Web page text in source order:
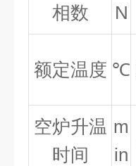
相数 N
额定温度 ℃
空炉升温
时间
m
in